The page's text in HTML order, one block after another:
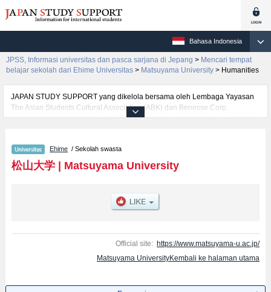
Bahasa Indonesia
JPSS, Informasi universitas dan pasca sarjana di Jepang > Mencari tempat
belajar sekolah dari Ehime Universitas > Matsuyama University > Humanities
JAPAN STUDY SUPPORT yang dikelola bersama oleh Lembaga Yayasan
The Asian Students Cultural Association (ABK) dan Benesse Corp.
menyediakan informasi sekitar 1300 universitas, pascasarjana, universitas
informasi per fakultas seperti Fakultas EconomicsatauFakultas Business
AdministrationatauFakultas HumanitiesatauFakultas Law, serta berbagai
informasi yang berguna bagi mahasiswa(i) mancanegara seperti kuota
mancanegara, informasi mengenai ujian masuk, prasarana kampus, akses
jalan, dan lainnya. Silakan memanfaatkannya.
Ehime / Sekolah swasta
松山大学| Matsuyama University
Official site: https://www.matsuyama-u.ac.jp/
Matsuyama UniversityKembali ke halaman utama